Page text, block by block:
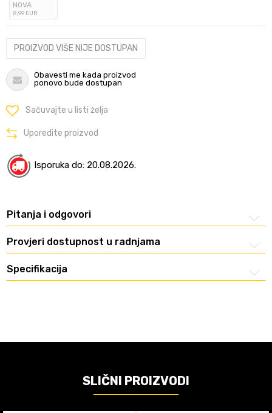
NOVA
8,99 EUR
PROIZVOD VIŠE NIJE DOSTUPAN
Obavesti me kada proizvod
ponovo bude dostupan
Sačuvajte u listi želja
Uporedite proizvod
Isporuka do: 20.08.2026.
Pitanja i odgovori
Provjeri dostupnost u radnjama
Specifikacija
SLIČNI PROIZVODI